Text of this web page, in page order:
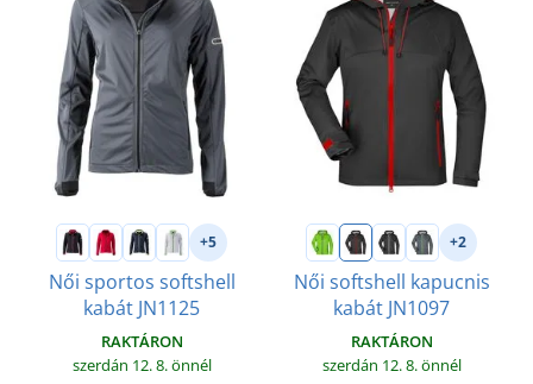
+5
Női sportos softshell
kabát JN1125
RAKTÁRON
szerdán 12. 8.önnél
+2
Női softshell kapucnis
kabát JN1097
RAKTÁRON
szerdán 12. 8.önnél